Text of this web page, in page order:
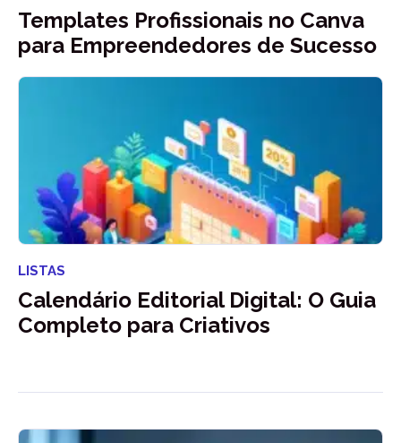
Templates Profissionais no Canva
para Empreendedores de Sucesso
LISTAS
Calendário Editorial Digital: O Guia
Completo para Criativos